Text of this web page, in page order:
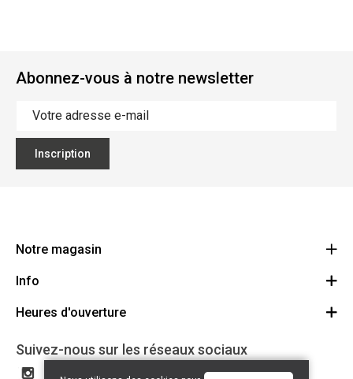
Abonnez-vous à notre newsletter
Inscription
Notre magasin
Ecoflora
1500 Halle
32(0)2.361.77.61
BE 0886.319.484
Info
Offres d'emploi
Partenaires
Heures d'ouverture
Lundi: Fermé
Mardi: 09:00 - 17:00
Suivez-nous sur les réseaux sociaux